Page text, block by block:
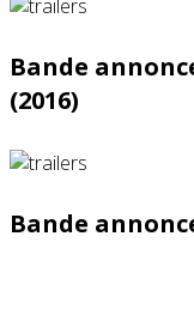
Bande
(2016)
Bande